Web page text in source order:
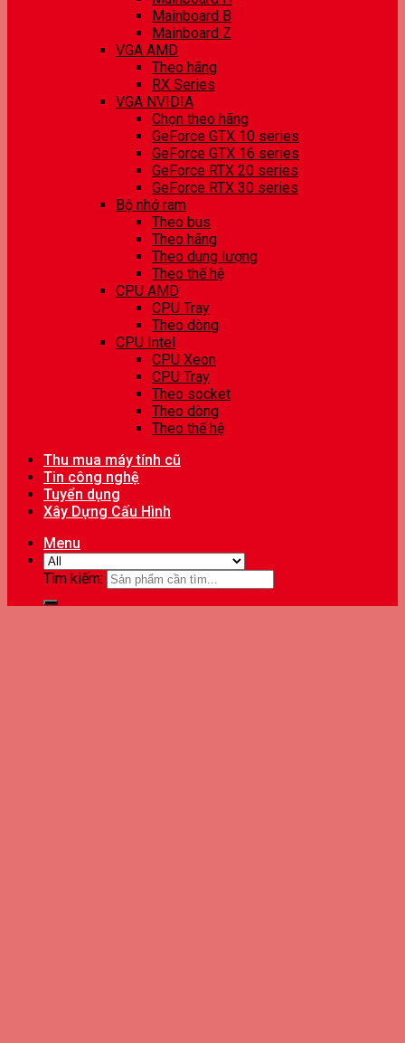
Mainboard B
Mainboard Z
VGA AMD
Theo hãng
RX Series
VGA NVIDIA
Chọn theo hãng
GeForce GTX 10 series
GeForce GTX 16 series
GeForce RTX 20 series
GeForce RTX 30 series
Bộ nhớ ram
Theo bus
Theo hãng
Theo dung lượng
Theo thế hệ
CPU AMD
CPU Tray
Theo dòng
CPU Intel
CPU Xeon
CPU Tray
Theo socket
Theo dòng
Theo thế hệ
Thu mua máy tính cũ
Tin công nghệ
Tuyển dụng
Xây Dựng Cấu Hình
Menu
Tìm kiếm: